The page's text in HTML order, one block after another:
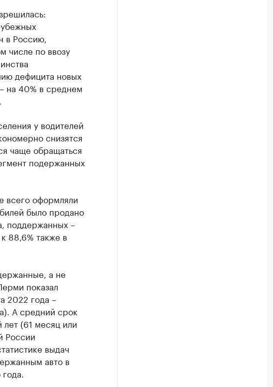
в Россию,
числе по ввозу
дефицита новых
на 40% в среднем
у водителей
снизятся
чаще обращаться
подержанных
всего оформляли
было продано
поддержанных –
88,6% также в
а не
показал
2022 года –
А средний срок
(61 месяц или
России
выдач
авто в